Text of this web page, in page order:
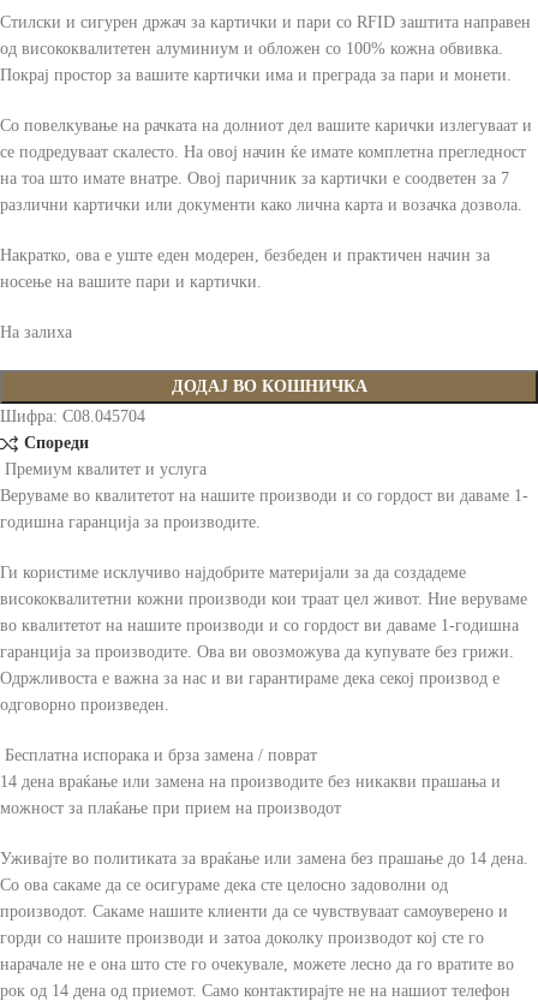
Стилски и сигурен држач за картички и пари со RFID заштита направен
од висококвалитетен алуминиум и обложен со 100% кожна обвивка.
Покрај простор за вашите картички има и преграда за пари и монети.
Со повелкување на рачката на долниот дел вашите карички излегуваат и
се подредуваат скалесто. На овој начин ќе имате комплетна прегледност
на тоа што имате внатре. Овој паричник за картички е соодветен за 7
различни картички или документи како лична карта и возачка дозвола.
Накратко, ова е уште еден модерен, безбеден и практичен начин за
носење на вашите пари и картички.
На залиха
ДОДАЈ ВО КОШНИЧКА
Шифра: C08.045704
Спореди
Премиум квалитет и услуга
Веруваме во квалитетот на нашите производи и со гордост ви даваме 1-
годишна гаранција за производите.
Ги користиме исклучиво најдобрите материјали за да создадеме
висококвалитетни кожни производи кои траат цел живот. Ние веруваме
во квалитетот на нашите производи и со гордост ви даваме 1-годишна
гаранција за производите. Ова ви овозможува да купувате без грижи.
Одржливоста е важна за нас и ви гарантираме дека секој производ е
одговорно произведен.
Бесплатна испорака и брза замена / поврат
14 дена враќање или замена на производите без никакви прашања и
можност за плаќање при прием на производот
Уживајте во политиката за враќање или замена без прашање до 14 дена.
Со ова сакаме да се осигураме дека сте целосно задоволни од
производот. Сакаме нашите клиенти да се чувствуваат самоуверено и
горди со нашите производи и затоа доколку производот кој сте го
нарачале не е она што сте го очекувале, можете лесно да го вратите во
рок од 14 дена од приемот. Само контактирајте не на нашиот телефон